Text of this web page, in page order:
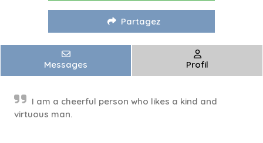
Partagez
Messages Profil
I am a cheerful person who likes a kind and
virtuous man.